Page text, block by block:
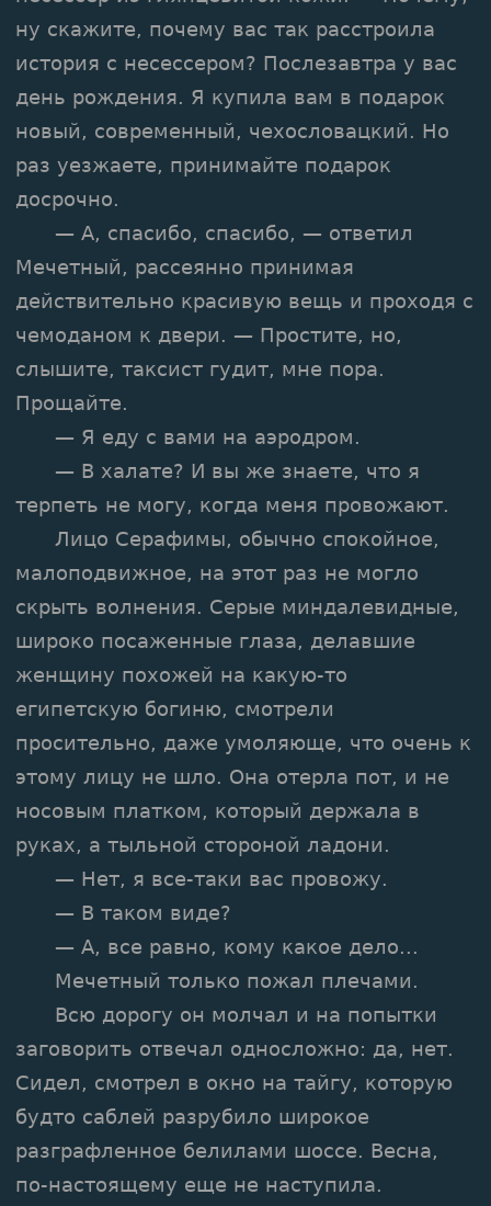
ну скажите, почему вас так расстроила
история с несессером? Послезавтра у вас
день рождения. Я купила вам в подарок
новый, современный, чехословацкий. Но
раз уезжаете, принимайте подарок
досрочно.
— А, спасибо, спасибо, — ответил
Мечетный, рассеянно принимая
действительно красивую вещь и проходя с
чемоданом к двери. — Простите, но,
слышите, таксист гудит, мне пора.
Прощайте.
— Я еду с вами на аэродром.
— В халате? И вы же знаете, что я
терпеть не могу, когда меня провожают.
Лицо Серафимы, обычно спокойное,
малоподвижное, на этот раз не могло
скрыть волнения. Серые миндалевидные,
широко посаженные глаза, делавшие
женщину похожей на какую-то
египетскую богиню, смотрели
просительно, даже умоляюще, что очень к
этому лицу не шло. Она отерла пот, и не
носовым платком, который держала в
руках, а тыльной стороной ладони.
— Нет, я все-таки вас провожу.
— В таком виде?
— А, все равно, кому какое дело...
Мечетный только пожал плечами.
Всю дорогу он молчал и на попытки
заговорить отвечал односложно: да, нет.
Сидел, смотрел в окно на тайгу, которую
будто саблей разрубило широкое
разграфленное белилами шоссе. Весна,
по-настоящему еще не наступила.